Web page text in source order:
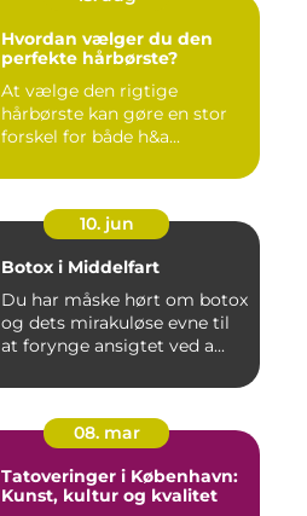
Hvordan vælger du den
perfekte hårbørste?
At vælge den rigtige
hårbørste kan gøre en stor
forskel for både h&a...
10. jun
Botox i Middelfart
Du har måske hørt om botox
og dets mirakuløse evne til
at forynge ansigtet ved a...
08. mar
Tatoveringer i København:
Kunst, kultur og kvalitet